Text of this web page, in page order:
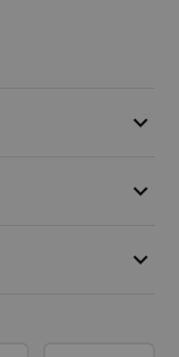
keyboard_arrow_down
keyboard_arrow_down
keyboard_arrow_down